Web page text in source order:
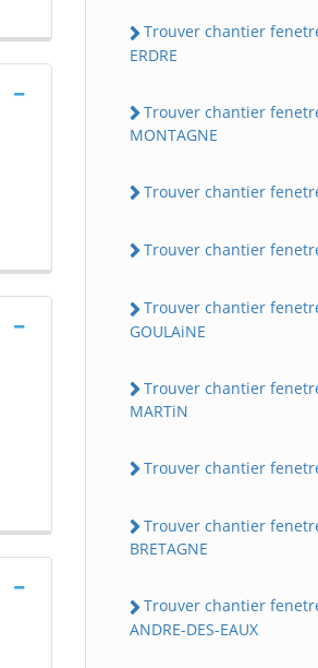
Trouver chantier
ERDRE
Trouver chantier
MONTAGNE
Trouver chantier fenetre
Trouver chantier
Trouver chantier
GOULAiNE
Trouver chantier
MARTiN
Trouver chantier
Trouver chantier
BRETAGNE
Trouver chantier
ANDRE-DES-EAUX